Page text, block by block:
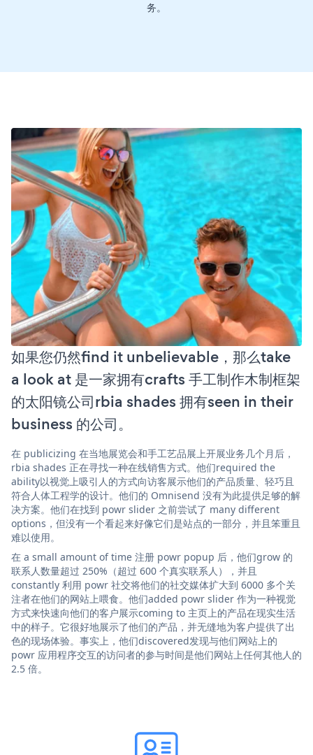
务。
如果您仍然find it unbelievable，那么take
a look at 是一家拥有crafts 手工制作木制框架
的太阳镜公司rbia shades 拥有seen in their
business 的公司。
在 publicizing 在当地展览会和手工艺品展上开展业务几个月后，
rbia shades 正在寻找一种在线销售方式。他们required the
ability以视觉上吸引人的方式向访客展示他们的产品质量、轻巧且
符合人体工程学的设计。他们的 Omnisend 没有为此提供足够的解
决方案。他们在找到 powr slider 之前尝试了 many different
options，但没有一个看起来好像它们是站点的一部分，并且笨重且
难以使用。
在 a small amount of time 注册 powr popup 后，他们grow 的
联系人数量超过 250%（超过 600 个真实联系人），并且
constantly 利用 powr 社交将他们的社交媒体扩大到 6000 多个关
注者在他们的网站上喂食。他们added powr slider 作为一种视觉
方式来快速向他们的客户展示coming to 主页上的产品在现实生活
中的样子。它很好地展示了他们的产品，并无缝地为客户提供了出
色的现场体验。事实上，他们discovered发现与他们网站上的
powr 应用程序交互的访问者的参与时间是他们网站上任何其他人的
2.5 倍。